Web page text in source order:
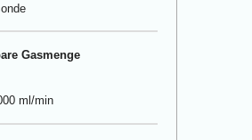
Gasmenge
ml/min